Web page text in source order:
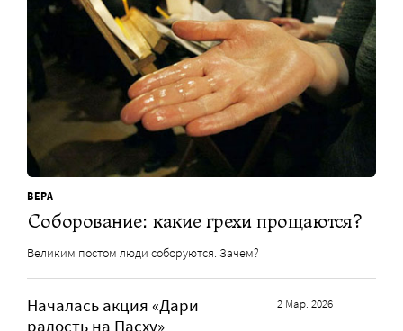
ВЕРА
Соборование: какие грехи прощаются?
Великим постом люди соборуются. Зачем?
Началась акция «Дари
радость на Пасху»
2 Мар. 2026